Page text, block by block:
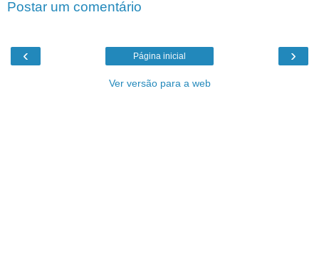
Postar um comentário
‹ ›
Página inicial
Ver versão para a web